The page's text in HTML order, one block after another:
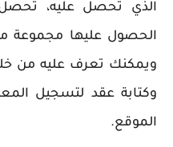
الذي تحصل عليه،
الحصول عليها مجموعة
ويمكنك تعرف عليه من
وكتابة عقد لتسجيل
الموقع.